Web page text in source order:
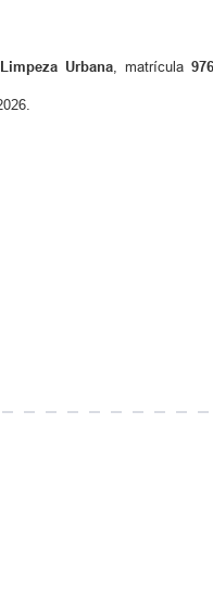
Urbana, matrícula